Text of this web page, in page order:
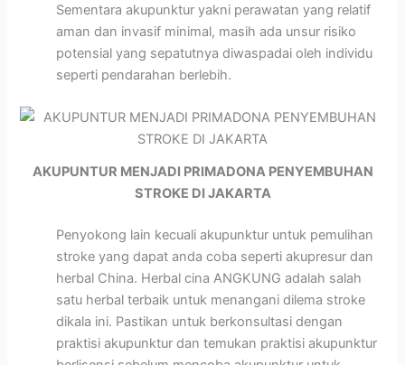
Sementara akupunktur yakni perawatan yang relatif
aman dan invasif minimal, masih ada unsur risiko
potensial yang sepatutnya diwaspadai oleh individu
seperti pendarahan berlebih.
AKUPUNTUR MENJADI PRIMADONA PENYEMBUHAN
STROKE DI JAKARTA
Penyokong lain kecuali akupunktur untuk pemulihan
stroke yang dapat anda coba seperti akupresur dan
herbal China. Herbal cina ANGKUNG adalah salah
satu herbal terbaik untuk menangani dilema stroke
dikala ini. Pastikan untuk berkonsultasi dengan
praktisi akupunktur dan temukan praktisi akupunktur